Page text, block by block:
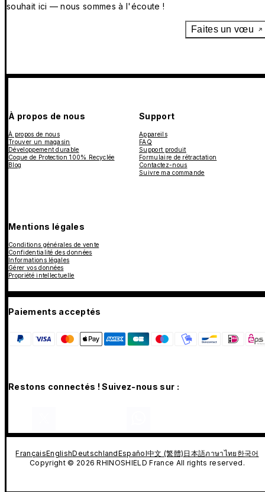
souhait ici — nous sommes à l'écoute !
Faites un vœu
À propos de nous
À propos de nous
Trouver un magasin
Développement durable
Coque de Protection 100% Recyclée
Blog
Support
Appareils
FAQ
Support produit
Formulaire de rétractation
Contactez-nous
Suivre ma commande
Mentions légales
Conditions générales de vente
Confidentialité des données
Informations légales
Gérer vos données
Propriété intellectuelle
Paiements acceptés
Restons connectés ! Suivez-nous sur :
FrançaisEnglishDeutschlandEspañol中文 (繁體) 日本語ภาษาไทย 한국어
Copyright © 2026 RHINOSHIELD France All rights reserved.